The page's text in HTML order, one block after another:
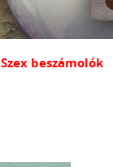
Szex beszámolók